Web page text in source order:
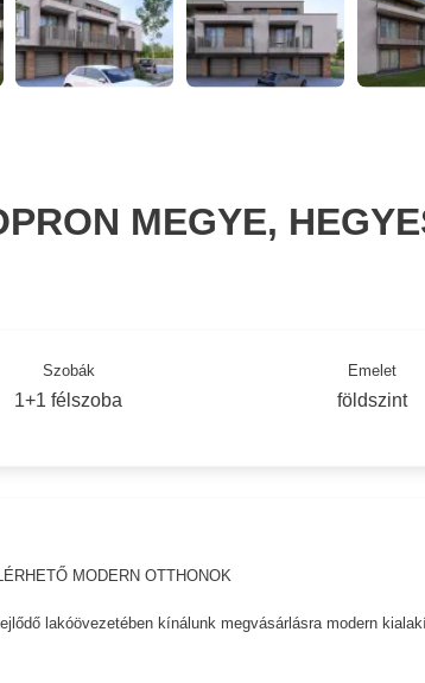
MEGYE,
Szobák
1+1 félszoba
Emelet
földszint
MODERN OTTHONOK
lakóövezetében kínálunk megvásárlásra modern